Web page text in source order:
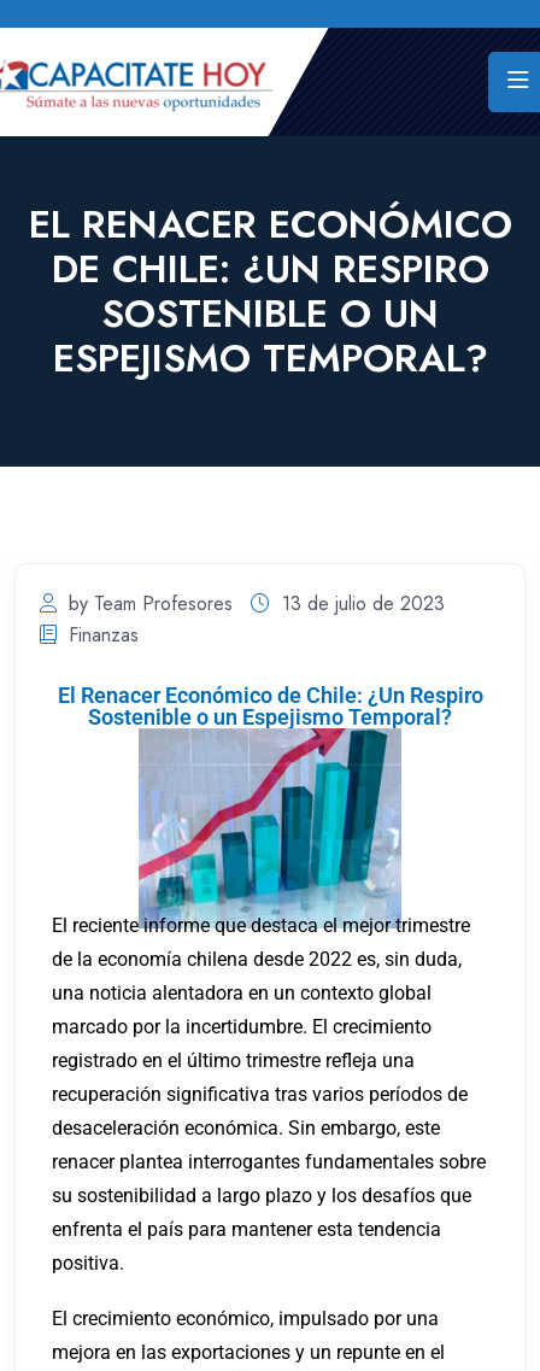
EL RENACER ECONÓMICO
DE CHILE: ¿UN RESPIRO
SOSTENIBLE O UN
ESPEJISMO TEMPORAL?
by Team Profesores
13 de julio de 2023
Finanzas
El Renacer Económico de Chile: ¿Un Respiro
Sostenible o un Espejismo Temporal?
El reciente informe que destaca el mejor trimestre
de la economía chilena desde 2022 es, sin duda,
una noticia alentadora en un contexto global
marcado por la incertidumbre. El crecimiento
registrado en el último trimestre refleja una
recuperación significativa tras varios períodos de
desaceleración económica. Sin embargo, este
renacer plantea interrogantes fundamentales sobre
su sostenibilidad a largo plazo y los desafíos que
enfrenta el país para mantener esta tendencia
positiva.
El crecimiento económico, impulsado por una
mejora en las exportaciones y un repunte en el